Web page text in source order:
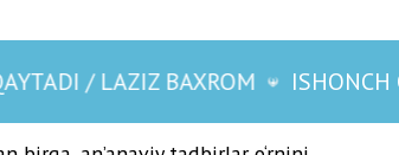
BAXROM ISHONCH QAYTADI /
Maxammadjon
Universiteti,